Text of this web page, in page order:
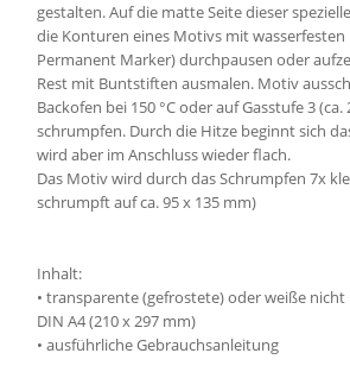
gestalten. Auf die matte Seite dieser
die Konturen eines Motivs mit wasserfesten
Permanent Marker) durchpausen oder
Rest mit Buntstiften ausmalen. Motiv
Backofen bei 150 °C oder auf Gasstufe 3
schrumpfen. Durch die Hitze beginnt sich
wird aber im Anschluss wieder flach.
Das Motiv wird durch das Schrumpfen 7x
schrumpft auf ca. 95 x 135 mm)
Inhalt:
• transparente (gefrostete) oder weiße
DIN A4 (210 x 297 mm)
• ausführliche Gebrauchsanleitung